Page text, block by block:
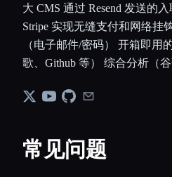
大 CMS 通过 Resend 发送的
Stripe 实现无缝支付和网络挂
（电子邮件/密码） 开箱即用
歌、Github 等） 综合分析（谷
常见问题